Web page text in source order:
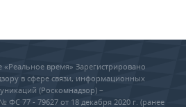
«Реальное время» Зарегистрировано
в сфере связи, информационных
(Роскомнадзор) –
77 - 79627 от 18 декабря 2020 г. (ранее